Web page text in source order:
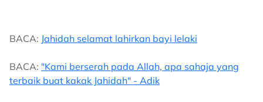
BACA: Jahidah selamat lahirkan bayi lelaki
BACA: "Kami berserah pada Allah, apa sahaja yang
terbaik buat kakak Jahidah" - Adik